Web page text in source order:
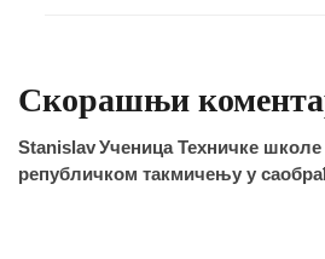
Скорашњи
StanislavУченица Техничке школе
републичком такмичењу у